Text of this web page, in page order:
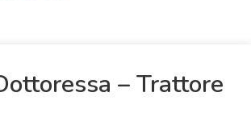
– Trattore